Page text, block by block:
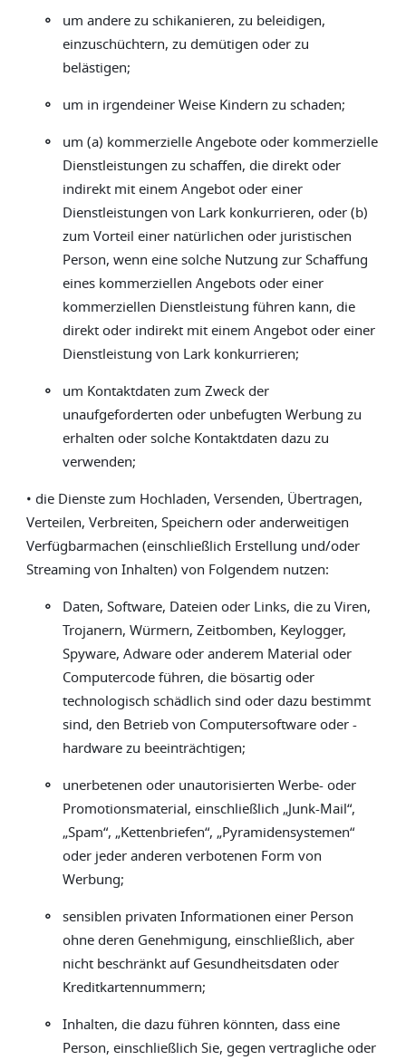
◦
um andere zu schikanieren, zu beleidigen,
einzuschüchtern, zu demütigen oder zu
belästigen;
◦ um in irgendeiner Weise Kindern zu schaden;
◦
um (a) kommerzielle Angebote oder kommerzielle
Dienstleistungen zu schaffen, die direkt oder
indirekt mit einem Angebot oder einer
Dienstleistungen von Lark konkurrieren, oder (b)
zum Vorteil einer natürlichen oder juristischen
Person, wenn eine solche Nutzung zur Schaffung
eines kommerziellen Angebots oder einer
kommerziellen Dienstleistung führen kann, die
direkt oder indirekt mit einem Angebot oder einer
Dienstleistung von Lark konkurrieren;
◦
um Kontaktdaten zum Zweck der
unaufgeforderten oder unbefugten Werbung zu
erhalten oder solche Kontaktdaten dazu zu
verwenden;
• die Dienste zum Hochladen, Versenden, Übertragen,
Verteilen, Verbreiten, Speichern oder anderweitigen
Verfügbarmachen (einschließlich Erstellung und/oder
Streaming von Inhalten) von Folgendem nutzen:
◦
Daten, Software, Dateien oder Links, die zu Viren,
Trojanern, Würmern, Zeitbomben, Keylogger,
Spyware, Adware oder anderem Material oder
Computercode führen, die bösartig oder
technologisch schädlich sind oder dazu bestimmt
sind, den Betrieb von Computersoftware oder -
hardware zu beeinträchtigen;
◦
unerbetenen oder unautorisierten Werbe- oder
Promotionsmaterial, einschließlich „Junk-Mail“,
„Spam“, „Kettenbriefen“, „Pyramidensystemen“
oder jeder anderen verbotenen Form von
Werbung;
◦ sensiblen privaten Informationen einer Person
ohne deren Genehmigung, einschließlich, aber
nicht beschränkt auf Gesundheitsdaten oder
Kreditkartennummern;
◦ Inhalten, die dazu führen könnten, dass eine
Person, einschließlich Sie, gegen vertragliche oder